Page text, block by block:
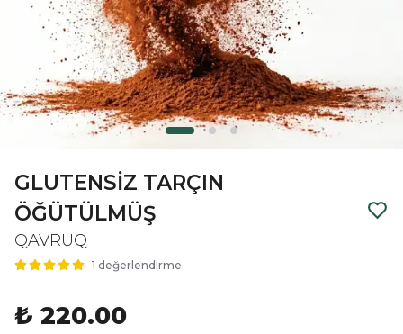
GLUTENSİZ TARÇIN
ÖĞÜTÜLMÜŞ
QAVRUQ
1 değerlendirme
₺ 220.00